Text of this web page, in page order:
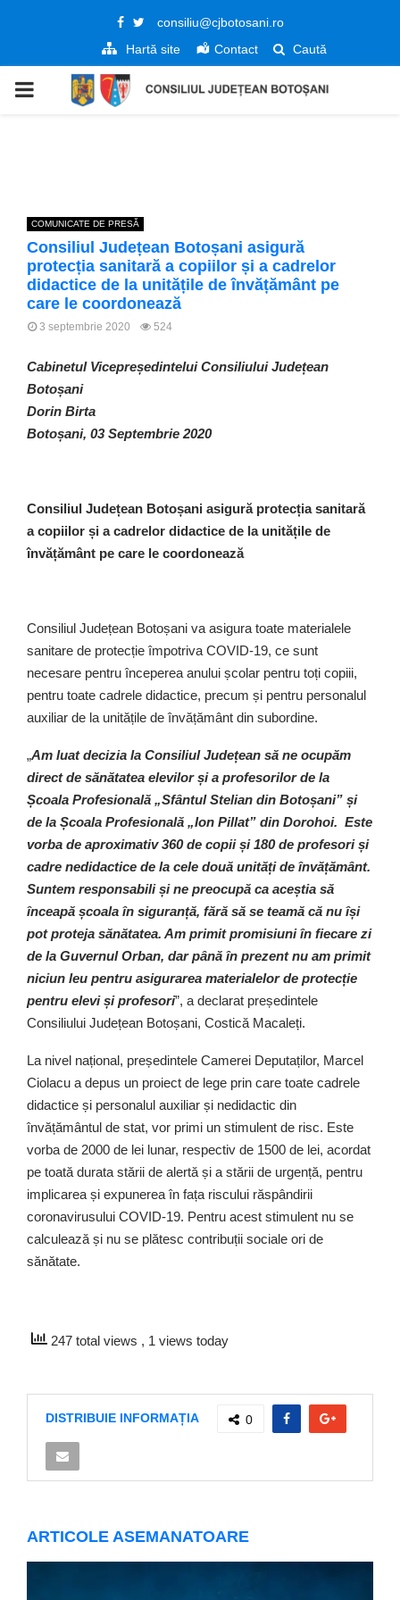
Facebook
Twitter
consiliu@cjbotosani.ro
Hartă site
Contact Caută
PRIMARY
COMUNICATE DE PRESĂ
Consiliul Județean Botoșani asigură
protecția sanitară a copiilor și a cadrelor
didactice de la unitățile de învățământ pe
care le coordonează
3 septembrie 2020 524
Cabinetul Vicepreședintelui Consiliului Județean
Botoșani
Dorin Birta
Botoșani, 03 Septembrie 2020
Consiliul Județean Botoșani asigură protecția sanitară
a copiilor și a cadrelor didactice de la unitățile de
învățământ pe care le coordonează
Consiliul Județean Botoșani va asigura toate materialele
sanitare de protecție împotriva COVID-19, ce sunt
necesare pentru începerea anului școlar pentru toți copiii,
pentru toate cadrele didactice, precum și pentru personalul
auxiliar de la unitățile de învățământ din subordine.
„Am luat decizia la Consiliul Județean să ne ocupăm
direct de sănătatea elevilor și a profesorilor de la
Școala Profesională „Sfântul Stelian din Botoșani” și
de la Școala Profesională „Ion Pillat” din Dorohoi. Este
vorba de aproximativ 360 de copii și 180 de profesori și
cadre nedidactice de la cele două unități de învățământ.
Suntem responsabili și ne preocupă ca aceștia să
înceapă școala în siguranță, fără să se teamă că nu își
pot proteja sănătatea. Am primit promisiuni în fiecare zi
de la Guvernul Orban, dar până în prezent nu am primit
niciun leu pentru asigurarea materialelor de protecție
pentru elevi și profesori”, a declarat președintele
Consiliului Județean Botoșani, Costică Macaleți.
La nivel național, președintele Camerei Deputaților, Marcel
Ciolacu a depus un proiect de lege prin care toate cadrele
didactice și personalul auxiliar și nedidactic din
învățământul de stat, vor primi un stimulent de risc. Este
vorba de 2000 de lei lunar, respectiv de 1500 de lei, acordat
pe toată durata stării de alertă și a stării de urgență, pentru
implicarea și expunerea în fața riscului răspândirii
coronavirusului COVID-19. Pentru acest stimulent nu se
calculează și nu se plătesc contribuții sociale ori de
sănătate.
247 total views , 1 views today
DISTRIBUIE INFORMAȚIA 0
ARTICOLE ASEMANATOARE